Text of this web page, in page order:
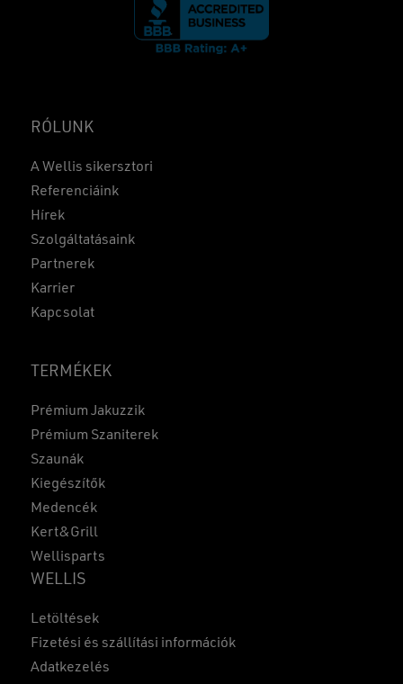
KOSÁR
RÓLUNK
A Wellis sikersztori
Referenciáink
Hírek
Szolgáltatásaink
Partnerek
Karrier
Kapcsolat
TERMÉKEK
Prémium Jakuzzik
Prémium Szaniterek
Szaunák
Kiegészítők
Medencék
Kert&Grill
Wellisparts
WELLIS
Letöltések
Fizetési és szállítási információk
Adatkezelés